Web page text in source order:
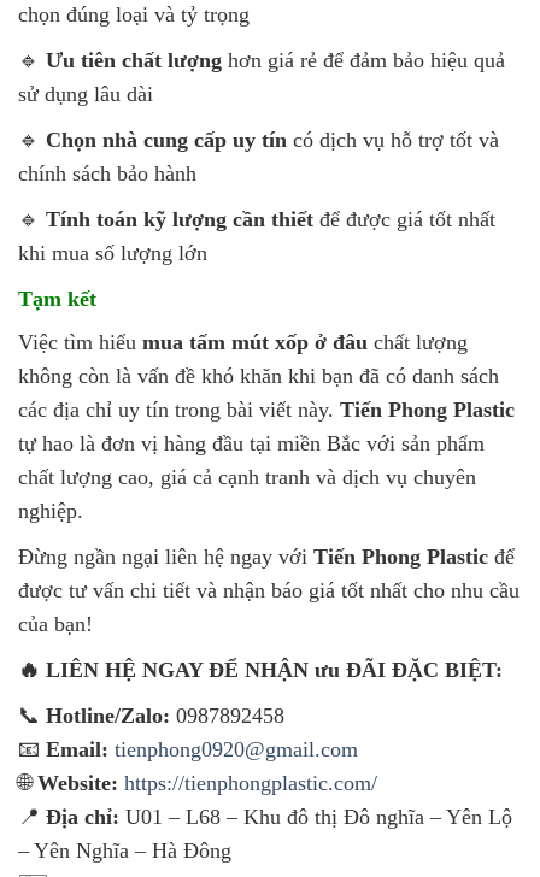
chọn đúng loại và tỷ trọng
🔹 Ưu tiên chất lượng hơn giá rẻ để đảm bảo hiệu quả
sử dụng lâu dài
🔹 Chọn nhà cung cấp uy tín có dịch vụ hỗ trợ tốt và
chính sách bảo hành
🔹 Tính toán kỹ lượng cần thiết để được giá tốt nhất
khi mua số lượng lớn
Tạm kết
Việc tìm hiểu mua tấm mút xốp ở đâu chất lượng
không còn là vấn đề khó khăn khi bạn đã có danh sách
các địa chỉ uy tín trong bài viết này. Tiến Phong Plastic
tự hao là đơn vị hàng đầu tại miền Bắc với sản phẩm
chất lượng cao, giá cả cạnh tranh và dịch vụ chuyên
nghiệp.
Đừng ngần ngại liên hệ ngay với Tiến Phong Plastic để
được tư vấn chi tiết và nhận báo giá tốt nhất cho nhu cầu
của bạn!
🔥 LIÊN HỆ NGAY ĐỂ NHẬN ưu ĐÃI ĐẶC BIỆT:
📞 Hotline/Zalo: 0987892458
📧 Email: tienphong0920@gmail.com
🌐Website: https://tienphongplastic.com/
📍 Địa chỉ: U01 – L68 – Khu đô thị Đô nghĩa – Yên Lộ
– Yên Nghĩa – Hà Đông